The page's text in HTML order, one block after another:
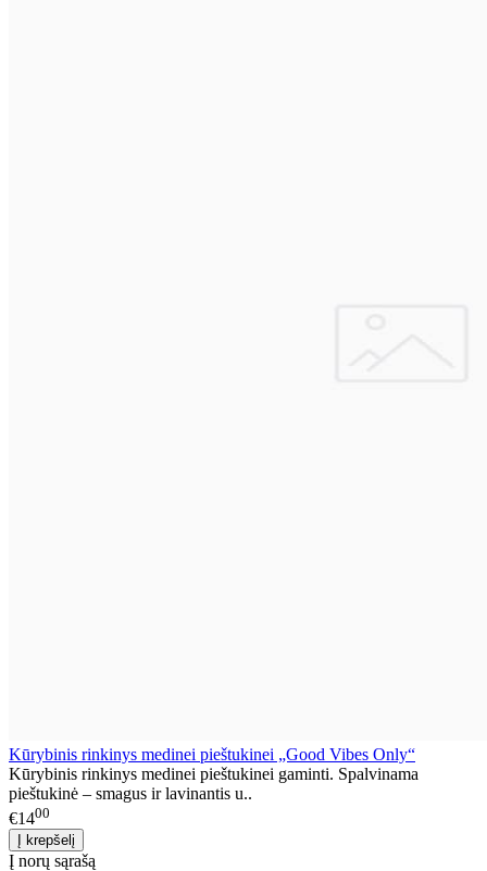
Kūrybinis rinkinys medinei pieštukinei „Good Vibes Only“
Kūrybinis rinkinys medinei pieštukinei gaminti. Spalvinama
pieštukinė – smagus ir lavinantis u..
€1400
Į norų sąrašą